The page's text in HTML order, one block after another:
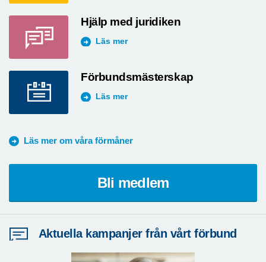
Hjälp med juridiken
Läs mer
Förbundsmästerskap
Läs mer
Läs mer om våra förmåner
Bli medlem
Aktuella kampanjer från vårt förbund